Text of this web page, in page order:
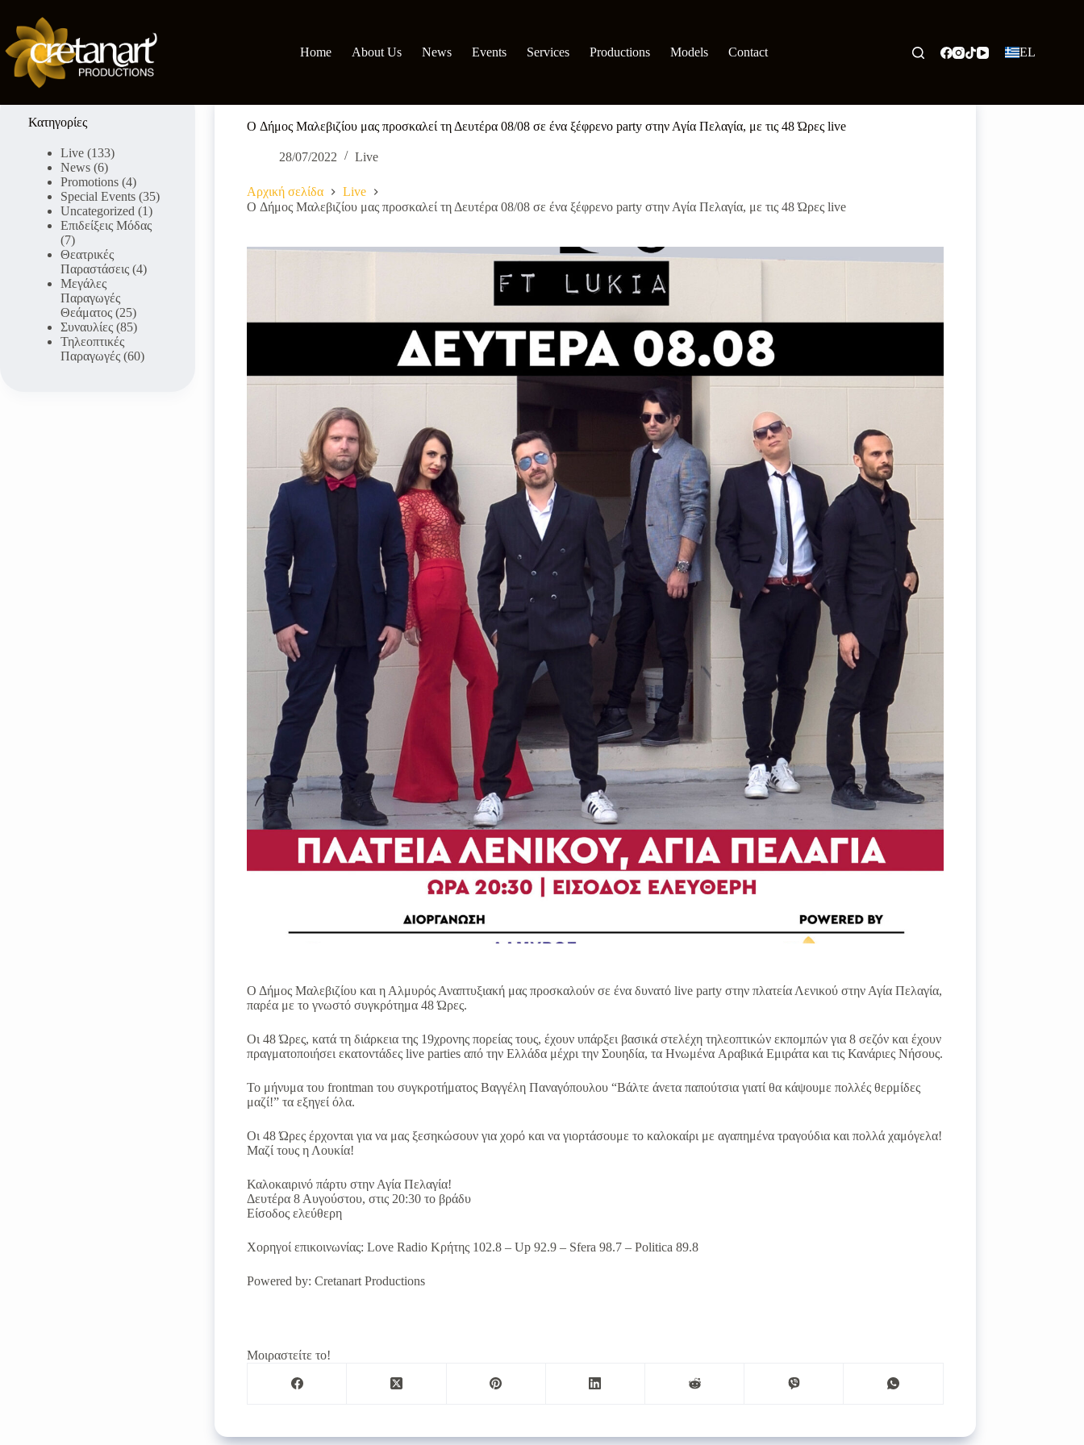
περιεχόμενο
Home
About Us News Events Services Productions Models Contact EL
O Δήμος Μαλεβιζίου μας προσκαλεί τη Δευτέρα 08/08 σε ένα ξέφρενο party στην Αγία Πελαγία, με τις 48 Ώρες live
28/07/2022 Live
Αρχική σελίδα
Live
O Δήμος Μαλεβιζίου μας προσκαλεί τη Δευτέρα 08/08 σε ένα ξέφρενο party στην Αγία Πελαγία, με τις 48 Ώρες live
Ο Δήμος Μαλεβιζίου και η Αλμυρός Αναπτυξιακή μας προσκαλούν σε ένα δυνατό live party στην πλατεία Λενικού στην Αγία Πελαγία,
παρέα με το γνωστό συγκρότημα 48 Ώρες.
Oι 48 Ώρες, κατά τη διάρκεια της 19χρονης πορείας τους, έχουν υπάρξει βασικά στελέχη τηλεοπτικών εκπομπών για 8 σεζόν και έχουν
πραγματοποιήσει εκατοντάδες live parties από την Ελλάδα μέχρι την Σουηδία, τα Ηνωμένα Aραβικά Εμιράτα και τις Κανάριες Νήσους.
Το μήνυμα του frontman του συγκροτήματος Βαγγέλη Παναγόπουλου “Βάλτε άνετα παπούτσια γιατί θα κάψουμε πολλές θερμίδες
μαζί!” τα εξηγεί όλα.
Οι 48 Ώρες έρχονται για να μας ξεσηκώσουν για χορό και να γιορτάσουμε το καλοκαίρι με αγαπημένα τραγούδια και πολλά χαμόγελα!
Μαζί τους η Λουκία!
Καλοκαιρινό πάρτυ στην Αγία Πελαγία!
Δευτέρα 8 Αυγούστου, στις 20:30 το βράδυ
Είσοδος ελεύθερη
Χορηγοί επικοινωνίας: Love Radio Κρήτης 102.8 – Up 92.9 – Sfera 98.7 – Politica 89.8
Powered by: Cretanart Productions
Μοιραστείτε το!
Κατηγορίες
Live (133)
News (6)
Promotions (4)
Special Events (35)
Uncategorized (1)
Επιδείξεις Μόδας
(7)
Θεατρικές
Παραστάσεις (4)
Μεγάλες
Παραγωγές
Θεάματος (25)
Συναυλίες (85)
Τηλεοπτικές
Παραγωγές (60)